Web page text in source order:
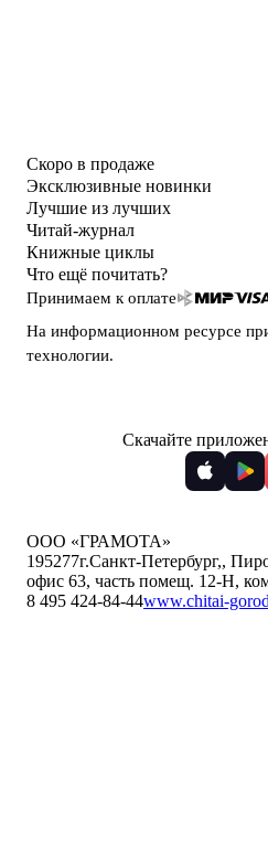
Скоро в продаже
Эксклюзивные новинки
Лучшие из лучших
Читай-журнал
Книжные циклы
Что ещё почитать?
Принимаем к оплате
На информационном ресурсе
технологии.
Скачайте
ООО «ГРАМОТА»
195277г.Санкт-Петербург,,
офис 63, часть помещ. 12-Н,
8 495 424-84-44www.chitai-